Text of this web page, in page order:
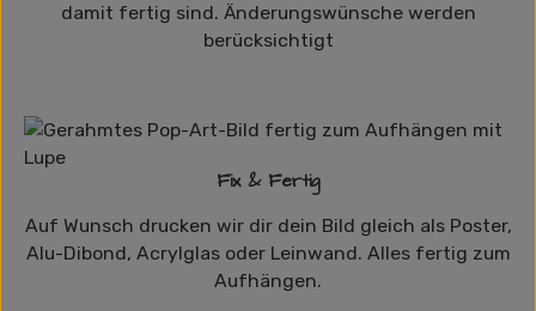
damit fertig sind. Änderungswünsche werden
berücksichtigt
Fix & Fertig
Auf Wunsch drucken wir dir dein Bild gleich als Poster,
Alu-Dibond, Acrylglas oder Leinwand. Alles fertig zum
Aufhängen.